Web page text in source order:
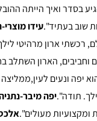
בסדר ואיך הייתה
שוב בעתיד".עידו
רכשתי ארון מרהיטי
וחביבים, הארון השתלב
יפה ונעים
תודה".יפה מיבר-
ומקצועיות מעולים".